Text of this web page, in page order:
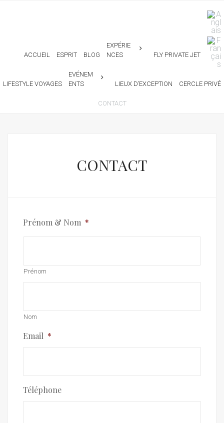
ACCUEIL ESPRIT BLOG
EXPÉRIE
NCES
FLY PRIVATE JET
LIFESTYLE VOYAGES
EVÉNEM
ENTS
LIEUX D’EXCEPTION CERCLE PRIVÉ
CONTACT
CONTACT
Prénom & Nom *
Prénom
Nom
Email *
Téléphone